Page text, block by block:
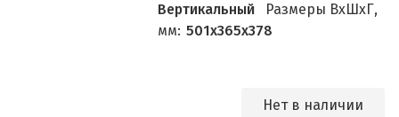
Вертикальный
Размеры ВхШхГ,
мм: 501х365х378
Нет в наличии